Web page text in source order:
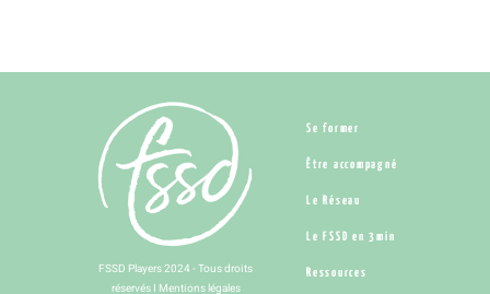
Se former
Être accompagné
Le Réseau
Le FSSD en 3min
Ressources
FSSD Players 2024 - Tous droits
réservés I Mentions légales